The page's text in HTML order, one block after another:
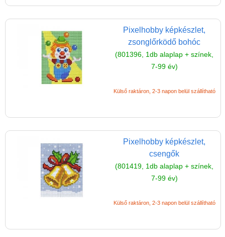
Pixelhobby képkészlet,
zsonglőrködő bohóc
(801396, 1db alaplap + színek,
7-99 év)
Külső raktáron, 2-3 napon belül szállítható
Pixelhobby képkészlet,
csengők
(801419, 1db alaplap + színek,
7-99 év)
Külső raktáron, 2-3 napon belül szállítható
ÁSZF
Szállítási költség 1490 Ft-tól,
de akár INGYEN!
5%-os törzsvásárlói
Akiket támogatunk
Játék rendelés - Az internetes
Reklamáció és Elállás